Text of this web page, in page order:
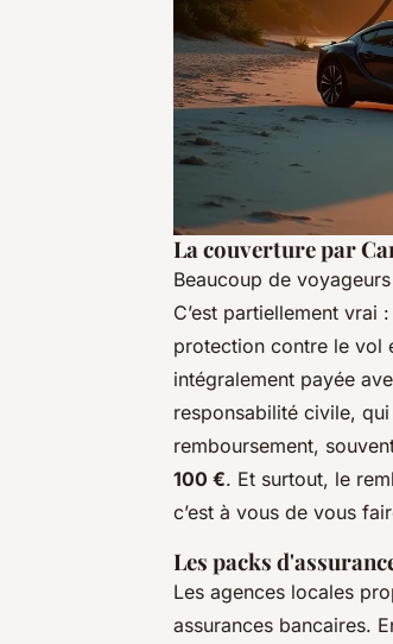
La couverture par
Beaucoup de
C’est partiellement vrai
protection contre le vol
intégralement payée
responsabilité civile,
remboursement,
100 €. Et surtout, le
c’est à vous de vous
Les packs
Les agences locales
assurances bancaires.